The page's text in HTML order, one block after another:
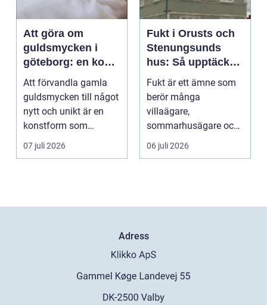
Att göra om
guldsmycken i
göteborg: en konst
att förnya det
gamla
Att förvandla gamla
guldsmycken till något
nytt och unikt är en
konstform som
kombinerar
traditionel...
07 juli 2026
Fukt i Orusts och
Stenungsunds
hus: Så upptäcker
och åtgärdar du
problemet
Fukt är ett ämne som
berör många
villaägare,
sommarhusägare och
bosta...
06 juli 2026
Adress